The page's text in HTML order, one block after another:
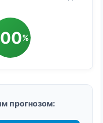
%
прогнозом: